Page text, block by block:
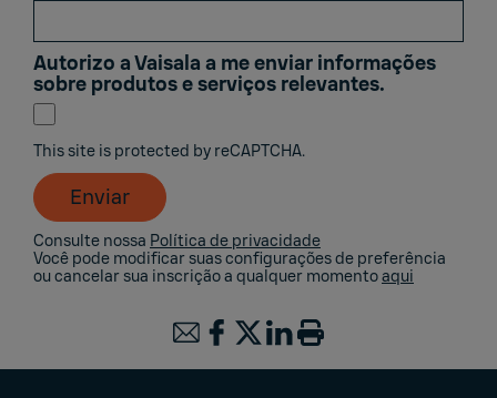
Autorizo ​​a Vaisala a me enviar informações
sobre produtos e serviços relevantes.
This site is protected by reCAPTCHA.
Enviar
Consulte nossa Política de privacidade
Você pode modificar suas configurações de preferência
ou cancelar sua inscrição a qualquer momentoaqui